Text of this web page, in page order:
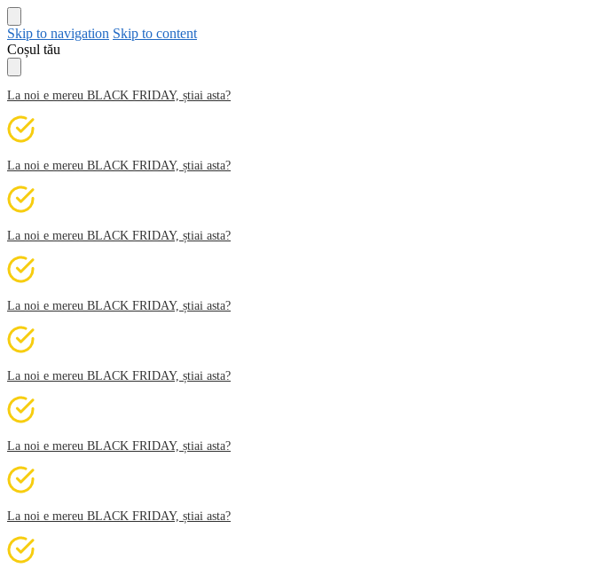
Skip to navigation Skip to content
Coșul tău
La noi e mereu BLACK FRIDAY, știai asta?
La noi e mereu BLACK FRIDAY, știai asta?
La noi e mereu BLACK FRIDAY, știai asta?
La noi e mereu BLACK FRIDAY, știai asta?
La noi e mereu BLACK FRIDAY, știai asta?
La noi e mereu BLACK FRIDAY, știai asta?
La noi e mereu BLACK FRIDAY, știai asta?